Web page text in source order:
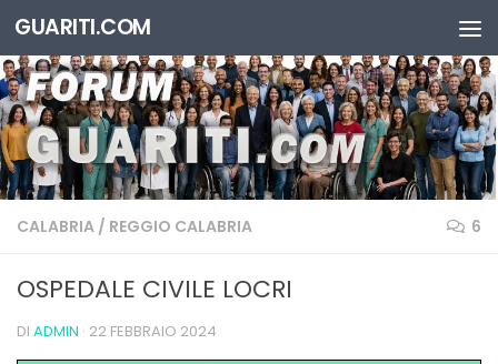
Salta al contenuto
GUARITI.COM
CALABRIA / REGGIO CALABRIA 6
OSPEDALE CIVILE LOCRI
DI ADMIN · 22 FEBBRAIO 2024